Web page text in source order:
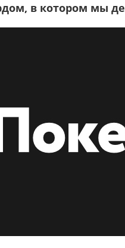
в котором мы